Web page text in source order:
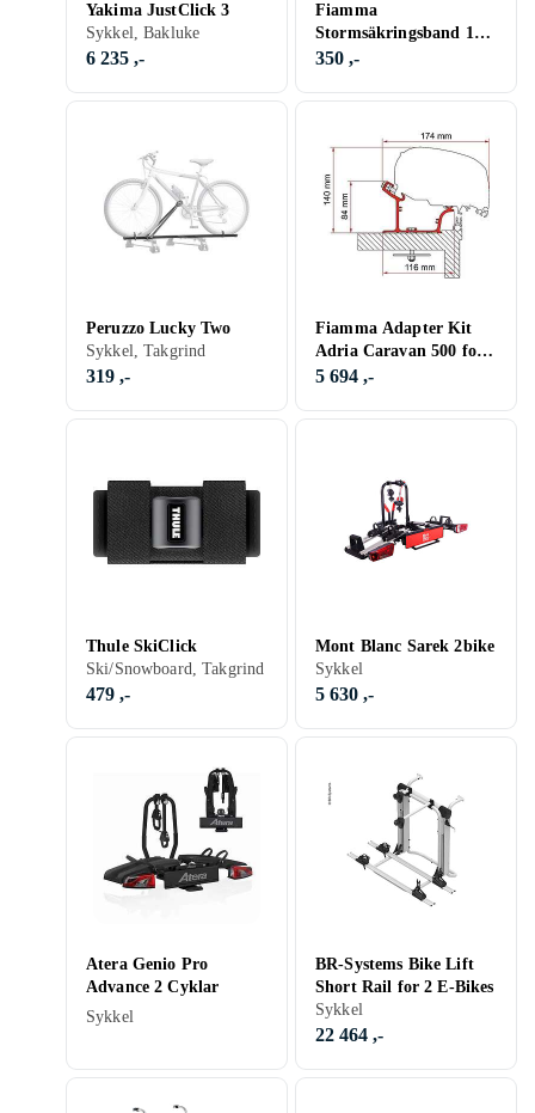
Yakima JustClick 3
Sykkel, Bakluke
6 235 ,-
Fiamma
Stormsäkringsband 11m
Gul TIE-Down
350 ,-
Peruzzo Lucky Two
Sykkel, Takgrind
319 ,-
Fiamma Adapter Kit
Adria Caravan 500 for
Markise F45 ZIP
5 694 ,-
Thule SkiClick
Ski/Snowboard, Takgrind
479 ,-
Mont Blanc Sarek 2bike
Sykkel
5 630 ,-
Atera Genio Pro
Advance 2 Cyklar
Sykkel
BR-Systems Bike Lift
Short Rail for 2 E-Bikes
Sykkel
22 464 ,-